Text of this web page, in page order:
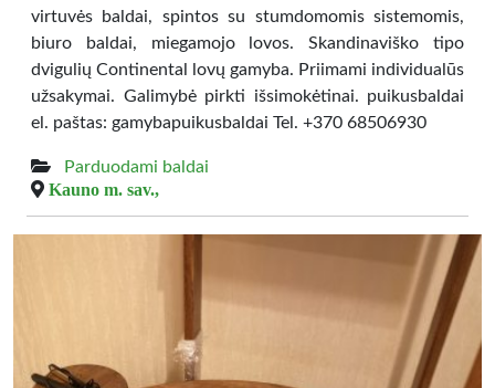
virtuvės baldai, spintos su stumdomomis sistemomis,
biuro baldai, miegamojo lovos. Skandinaviško tipo
dvigulių Continental lovų gamyba. Priimami individualūs
užsakymai. Galimybė pirkti išsimokėtinai. puikusbaldai
el. paštas: gamybapuikusbaldai Tel. +370 68506930
Parduodami baldai
Kauno m. sav.,